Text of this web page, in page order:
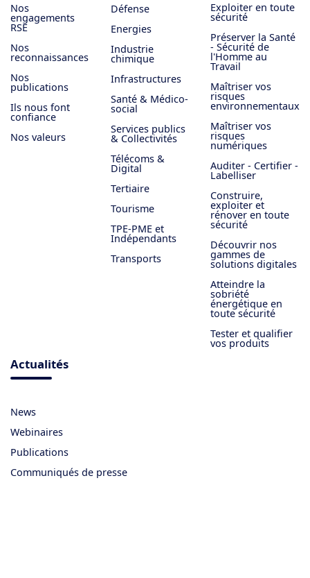
Nos
engagements
RSE
Nos
reconnaissances
Nos
publications
Ils nous font
confiance
Nos valeurs
Défense
Energies
Industrie
chimique
Infrastructures
Santé & Médico-
social
Services publics
& Collectivités
Télécoms &
Digital
Tertiaire
Tourisme
TPE-PME et
Indépendants
Transports
Exploiter en toute
sécurité
Préserver la Santé
- Sécurité de
l'Homme au
Travail
Maîtriser vos
risques
environnementaux
Maîtriser vos
risques
numériques
Auditer - Certifier -
Labelliser
Construire,
exploiter et
rénover en toute
sécurité
Découvrir nos
gammes de
solutions digitales
Atteindre la
sobriété
énergétique en
toute sécurité
Tester et qualifier
vos produits
Actualités
News
Webinaires
Publications
Communiqués de presse